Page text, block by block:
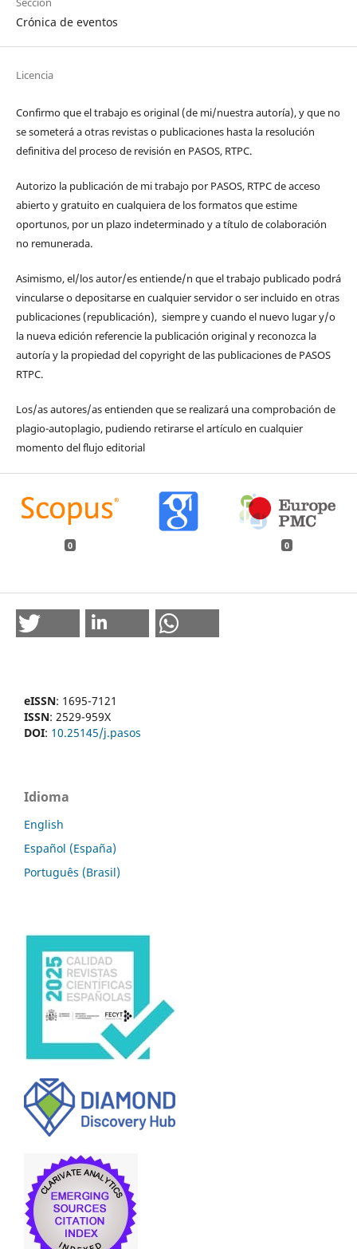
Crónica de eventos
Licencia
Confirmo que el trabajo es original (de mi/nuestra autoría), y que no
se someterá a otras revistas o publicaciones hasta la resolución
definitiva del proceso de revisión en PASOS, RTPC.
Autorizo la publicación de mi trabajo por PASOS, RTPC de acceso
abierto y gratuito en cualquiera de los formatos que estime
oportunos, por un plazo indeterminado y a título de colaboración
no remunerada.
Asimismo, el/los autor/es entiende/n que el trabajo publicado podrá
vincularse o depositarse en cualquier servidor o ser incluido en otras
publicaciones (republicación), siempre y cuando el nuevo lugar y/o
la nueva edición referencie la publicación original y reconozca la
autoría y la propiedad del copyright de las publicaciones de PASOS
RTPC.
Los/as autores/as entienden que se realizará una comprobación de
plagio-autoplagio, pudiendo retirarse el artículo en cualquier
momento del flujo editorial
0 0
eISSN: 1695-7121
ISSN: 2529-959X
DOI: 10.25145/j.pasos
Idioma
English
Español (España)
Português (Brasil)